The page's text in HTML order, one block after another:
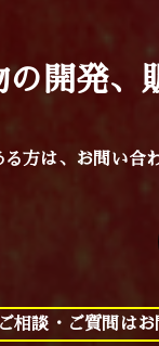
の開発、
る方は、お問い合
相談・ご質問は